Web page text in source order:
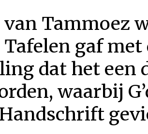
van Tammoez
Tafelen gaf
dat het een
waarbij